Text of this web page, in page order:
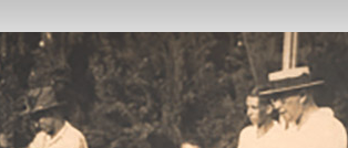
VER TODAS LAS GESTIONES